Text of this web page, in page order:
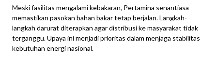
Meski fasilitas mengalami kebakaran, Pertamina senantiasa
memastikan pasokan bahan bakar tetap berjalan. Langkah-
langkah darurat diterapkan agar distribusi ke masyarakat tidak
terganggu. Upaya ini menjadi prioritas dalam menjaga stabilitas
kebutuhan energi nasional.